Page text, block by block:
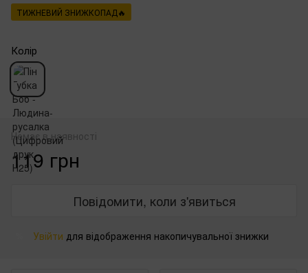
ТИЖНЕВИЙ ЗНИЖКОПАД🔥
Колір
Немає в наявності
119 грн
Повідомити, коли з'явиться
Увійти для відображення накопичувальної знижки